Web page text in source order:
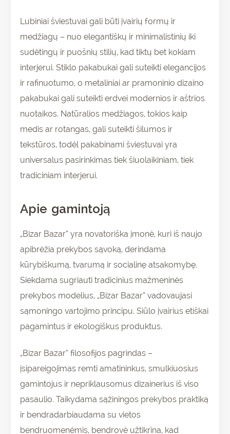
Lubiniai šviestuvai gali būti įvairių formų ir
medžiagų – nuo elegantiškų ir minimalistinių iki
sudėtingų ir puošnių stilių, kad tiktų bet kokiam
interjerui. Stiklo pakabukai gali suteikti elegancijos
ir rafinuotumo, o metaliniai ar pramoninio dizaino
pakabukai gali suteikti erdvei modernios ir aštrios
nuotaikos. Natūralios medžiagos, tokios kaip
medis ar rotangas, gali suteikti šilumos ir
tekstūros, todėl pakabinami šviestuvai yra
universalus pasirinkimas tiek šiuolaikiniam, tiek
tradiciniam interjerui.
Apie gamintoją
„Bizar Bazar” yra novatoriška įmonė, kuri iš naujo
apibrėžia prekybos sąvoką, derindama
kūrybiškumą, tvarumą ir socialinę atsakomybę.
Siekdama sugriauti tradicinius mažmeninės
prekybos modelius, „Bizar Bazar” vadovaujasi
sąmoningo vartojimo principu. Siūlo įvairius etiškai
pagamintus ir ekologiškus produktus.
„Bizar Bazar” filosofijos pagrindas –
įsipareigojimas remti amatininkus, smulkiuosius
gamintojus ir nepriklausomus dizainerius iš viso
pasaulio. Taikydama sąžiningos prekybos praktiką
ir bendradarbiaudama su vietos
bendruomenėmis, bendrovė užtikrina, kad